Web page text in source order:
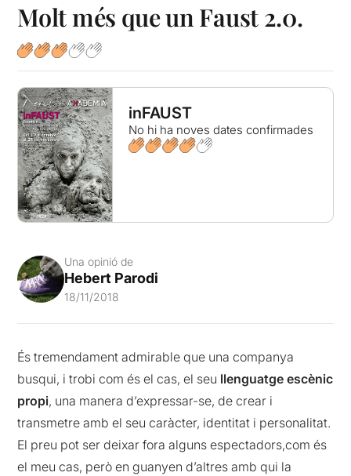
Molt més que un Faust 2.0.
inFAUST
No hi ha noves dates confirmades
Una opinió de
Hebert Parodi
18/11/2018
És tremendament admirable que una companya
busqui, i trobi com és el cas, el seu llenguatge escènic
propi, una manera d’expressar-se, de crear i
transmetre amb el seu caràcter, identitat i personalitat.
El preu pot ser deixar fora alguns espectadors,com és
el meu cas, però en guanyen d’altres amb qui la